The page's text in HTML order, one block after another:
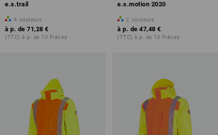
e.s.trail
4 couleurs
à p. de 71,28 €
(TTC) à p. de 10 Pièces
e.s.motion 2020
2 couleurs
à p. de 47,48 €
(TTC) à p. de 10 Pièces